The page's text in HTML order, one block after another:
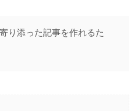
り添った記事を作れるた